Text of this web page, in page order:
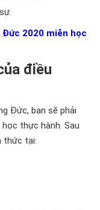
2020 miễn học
điều
Đức, bạn sẽ phải
thực hành. Sau
thức tại: